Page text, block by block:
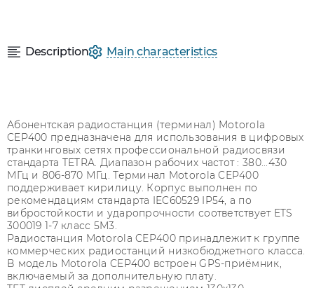
Description Main characteristics
Абонентская радиостанция (терминал) Motorola
CEP400 предназначена для использования в цифровых
транкинговых сетях профессиональной радиосвязи
стандарта TETRA. Диапазон рабочих частот : 380...430
МГц и 806-870 МГц. Терминал Motorola CEP400
поддерживает кирилицу. Корпус выполнен по
рекомендациям стандарта IEC60529 IP54, а по
вибростойкости и ударопрочности соответствует ETS
300019 1-7 класс 5M3.
Радиостанция Motorola CEP400 принадлежит к группе
коммерческих радиостанций низкобюджетного класса.
В модель Motorola CEP400 встроен GPS-приёмник,
включаемый за дополнительную плату.